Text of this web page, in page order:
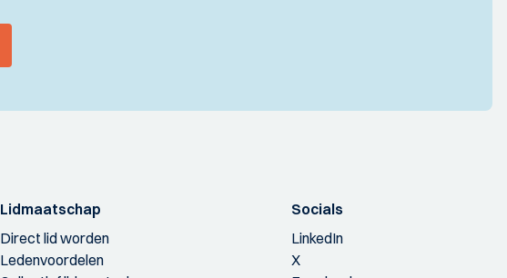
Lidmaatschap
Direct lid worden
Ledenvoordelen
Socials
LinkedIn
X